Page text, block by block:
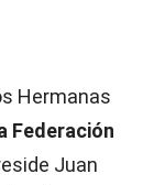
Hermanas
Federación
Juan